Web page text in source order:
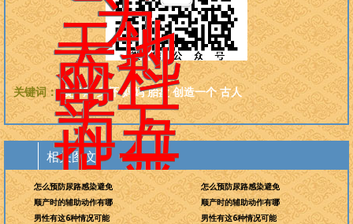
为
天地
而科
学，
为万
世开
太平
关键词： 预产期 身怀 妈妈 胎盘 创造一个 古人
相关图文
怎么预防尿路感染避免
顺产时的辅助动作有哪
男性有这6种情况可能
怎么预防尿路感染避免
顺产时的辅助动作有哪
男性有这6种情况可能